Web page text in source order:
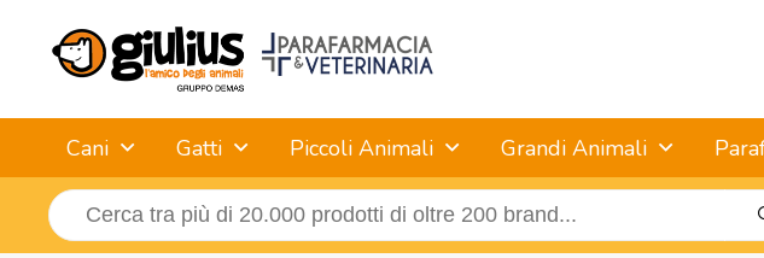
Cani Gatti Piccoli Animali Grandi Animali